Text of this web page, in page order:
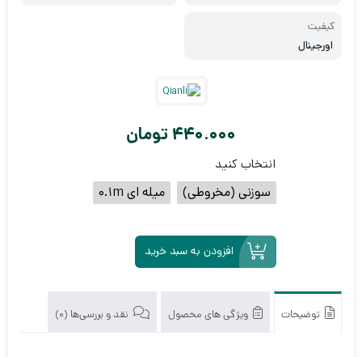
کیفیت
اورجینال
440.000 تومان
انتخاب کنید
سوزنی (مخروطی) میله ای 0.1m
افزودن به سبد خرید
توضیحات ویژگی های محصول نقد و بررسی‌ها (0)